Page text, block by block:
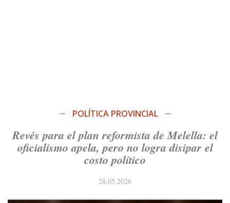
POLÍTICA PROVINCIAL
Revés para el plan reformista de Melella: el
oficialismo apela, pero no logra disipar el
costo político
28.05.2026